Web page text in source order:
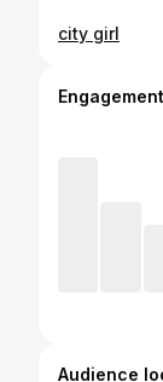
city girl
Audience